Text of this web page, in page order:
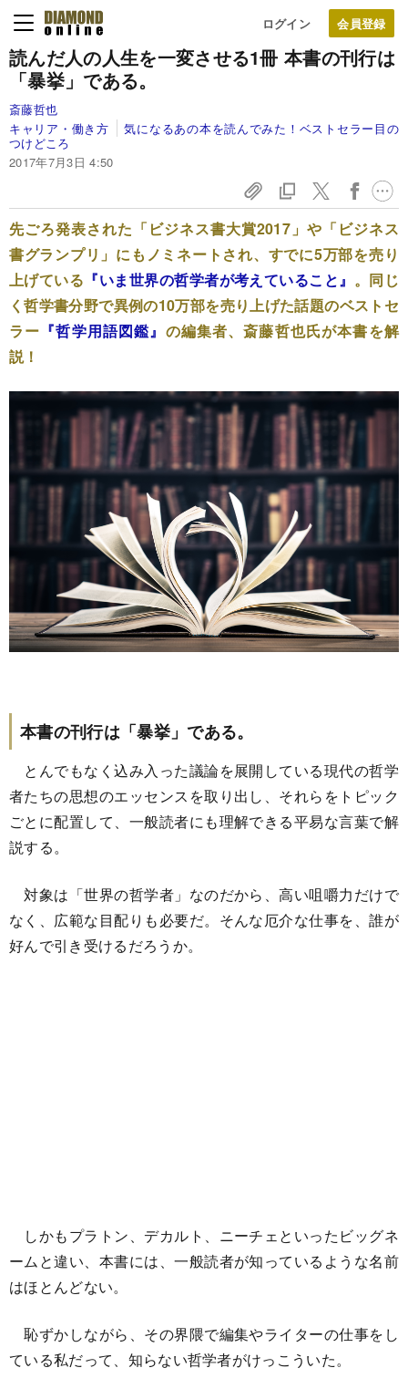
ログイン
読んだ人の人生を一変させる1冊本書の刊行は
「暴挙」である。
斎藤哲也
キャリア・働き方
気になるあの本を読んでみた！ベストセラー目の
つけどころ
2017年7月3日 4:50
先ごろ発表された「ビジネス書大賞2017」や「ビジネス
書グランプリ」にもノミネートされ、すでに5万部を売り
上げている 『いま世界の哲学者が考えていること』 。同じ
く哲学書分野で異例の10万部を売り上げた話題のベストセ
ラー 『哲学用語図鑑』 の編集者、斎藤哲也氏が本書を解
説！
本書の刊行は「暴挙」である。
とんでもなく込み入った議論を展開している現代の哲学
者たちの思想のエッセンスを取り出し、それらをトピック
ごとに配置して、一般読者にも理解できる平易な言葉で解
説する。
対象は「世界の哲学者」なのだから、高い咀嚼力だけで
なく、広範な目配りも必要だ。そんな厄介な仕事を、誰が
好んで引き受けるだろうか。
しかもプラトン、デカルト、ニーチェといったビッグネ
ームと違い、本書には、一般読者が知っているような名前
はほとんどない。
恥ずかしながら、その界隈で編集やライターの仕事をし
ている私だって、知らない哲学者がけっこういた。